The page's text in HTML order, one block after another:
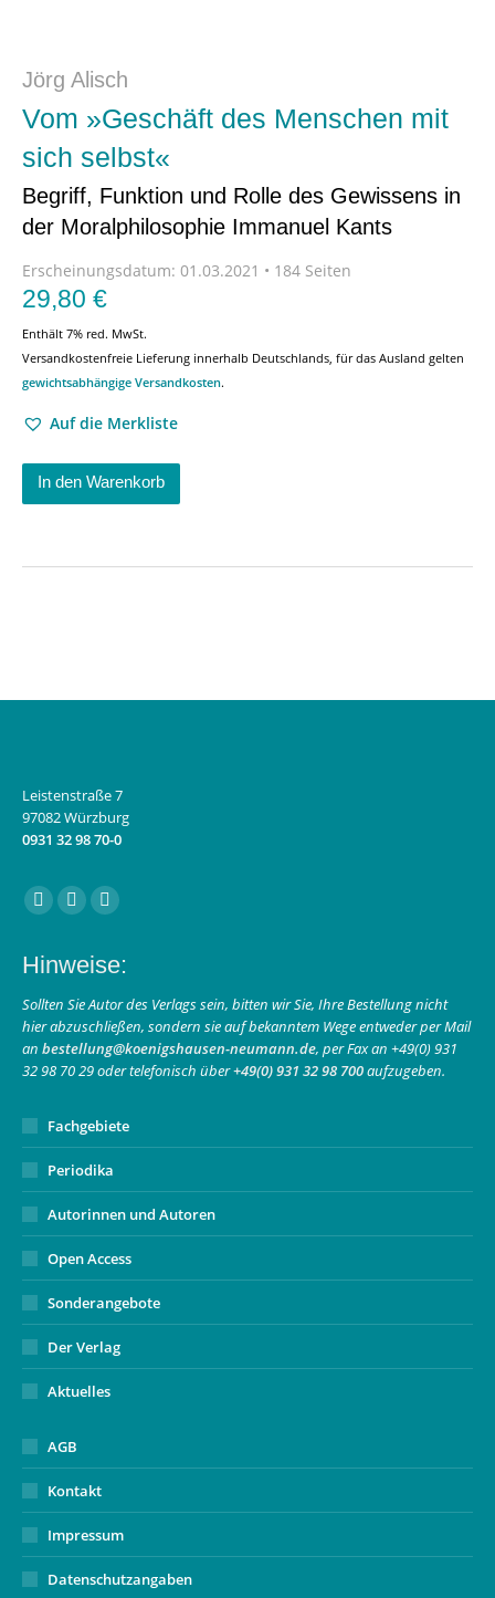
Jörg Alisch
Vom »Geschäft des Menschen mit
sich selbst«
Begriff, Funktion und Rolle des Gewissens in
der Moralphilosophie Immanuel Kants
Erscheinungsdatum: 01.03.2021 • 184 Seiten
29,80 €
Enthält 7% red. MwSt.
Versandkostenfreie Lieferung innerhalb Deutschlands, für das Ausland gelten
gewichtsabhängige Versandkosten.
Auf die Merkliste
In den Warenkorb
Leistenstraße 7
97082 Würzburg
0931 32 98 70-0
Finden Sie uns auf:
Facebook
opens
in
new
window
Instagram
opens
in
new
window
E-
page
opens
in
new
window
Hinweise:
Sollten Sie Autor des Verlags sein, bitten wir Sie, Ihre Bestellung nicht
hier abzuschließen, sondern sie auf bekanntem Wege entweder per Mail
an bestellung@koenigshausen-neumann.de, per Fax an +49(0) 931
32 98 70 29 oder telefonisch über+49(0) 931 32 98 700aufzugeben.
Fachgebiete
Periodika
Autorinnen und Autoren
Open Access
Sonderangebote
Der Verlag
Aktuelles
AGB
Kontakt
Impressum
Datenschutzangaben